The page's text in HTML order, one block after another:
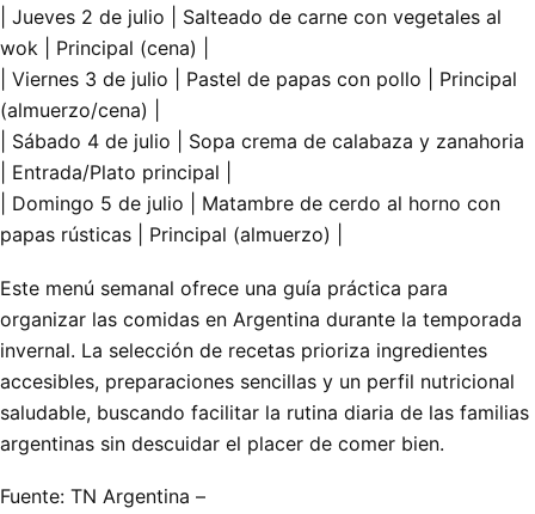
| Jueves 2 de julio | Salteado de carne con vegetales al
wok | Principal (cena) |
| Viernes 3 de julio | Pastel de papas con pollo | Principal
(almuerzo/cena) |
| Sábado 4 de julio | Sopa crema de calabaza y zanahoria
| Entrada/Plato principal |
| Domingo 5 de julio | Matambre de cerdo al horno con
papas rústicas | Principal (almuerzo) |
Este menú semanal ofrece una guía práctica para
organizar las comidas en Argentina durante la temporada
invernal. La selección de recetas prioriza ingredientes
accesibles, preparaciones sencillas y un perfil nutricional
saludable, buscando facilitar la rutina diaria de las familias
argentinas sin descuidar el placer de comer bien.
Fuente: TN Argentina –